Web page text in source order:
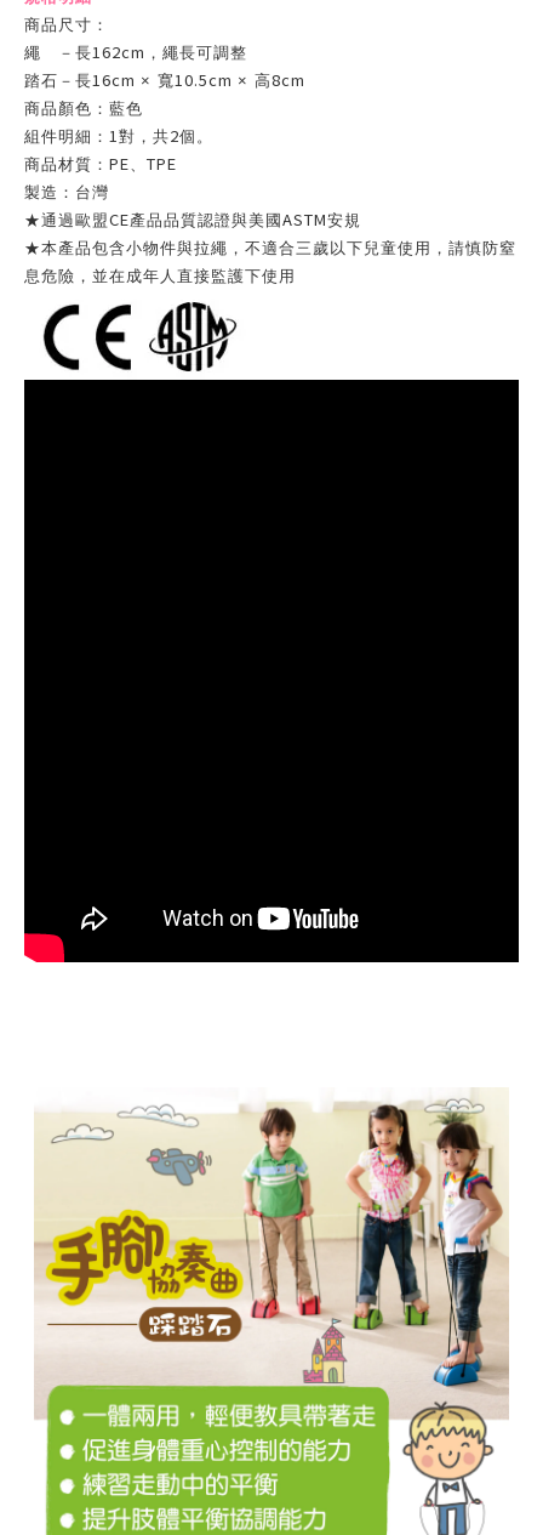
商品尺寸：
繩 －長162cm ，繩長可調整
踏石－長16cm × 寬10.5cm × 高8cm
商品顏色：藍色
組件明細： 1對，共2個。
商品材質： PE、 TPE
製造：台灣
★通過歐盟CE產品品質認證與美國 ASTM安規
★本產品包含小物件與拉繩，不適合三歲以下兒童使用，請慎防窒
息危險，並在成年人直接監護下使用